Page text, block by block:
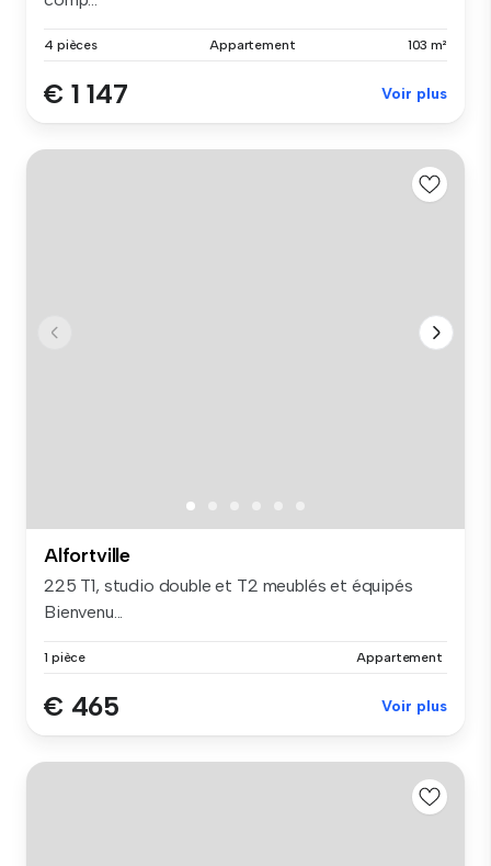
4 pièces Appartement 103 m²
€ 1 147 Voir plus
Alfortville
225 T1, studio double et T2 meublés et équipés
Bienvenu...
1 pièce Appartement
€ 465 Voir plus